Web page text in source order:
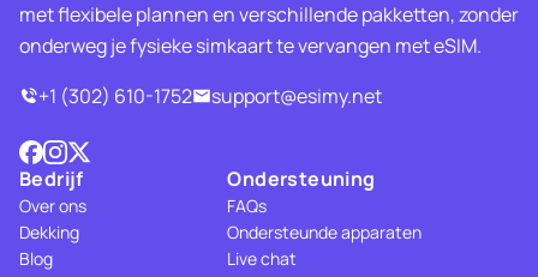
met flexibele plannen en verschillende pakketten, zonder
onderweg je fysieke simkaart te vervangen met eSIM.
+1 (302) 610-1752
support@esimy.net
Bedrijf
Over ons
Dekking
Blog
Ondersteuning
FAQs
Ondersteunde apparaten
Live chat